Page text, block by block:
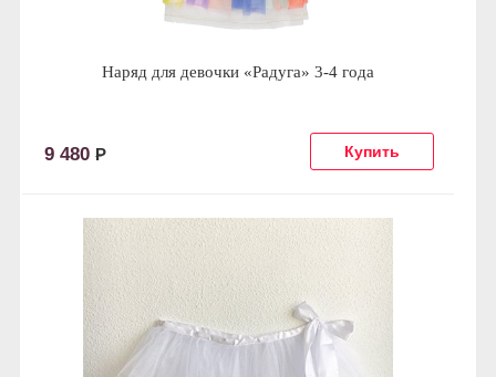
Наряд для девочки «Радуга» 3-4 года
9 480 Р